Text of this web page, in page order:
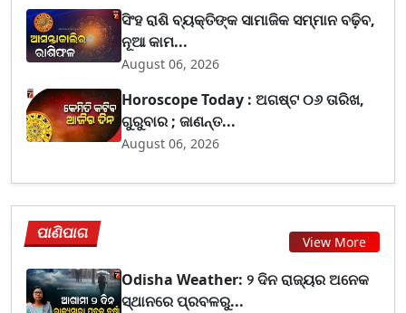
ସିଂହ ରାଶି ବ୍ୟକ୍ତିଙ୍କ ସାମାଜିକ ସମ୍ମାନ ବଢ଼ିବ,
ନୂଆ କାମ...
August 06, 2026
Horoscope Today : ଅଗଷ୍ଟ ୦୬ ତାରିଖ,
ଗୁରୁବାର ; ଜାଣନ୍ତ...
August 06, 2026
ପାଣିପାଗ View More
Odisha Weather: ୨ ଦିନ ରାଜ୍ୟର ଅନେକ
ସ୍ଥାନରେ ପ୍ରବଳରୁ...